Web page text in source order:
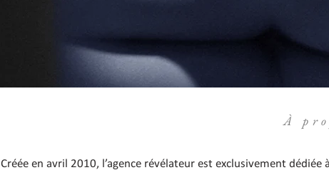
À
Créée en avril 2010, l’agence révélateur est exclusivement